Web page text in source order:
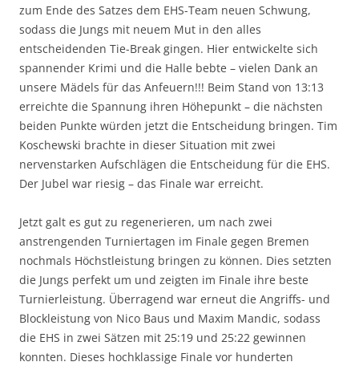
zum Ende des Satzes dem EHS-Team neuen Schwung,
sodass die Jungs mit neuem Mut in den alles
entscheidenden Tie-Break gingen. Hier entwickelte sich
spannender Krimi und die Halle bebte – vielen Dank an
unsere Mädels für das Anfeuern!!! Beim Stand von 13:13
erreichte die Spannung ihren Höhepunkt – die nächsten
beiden Punkte würden jetzt die Entscheidung bringen. Tim
Koschewski brachte in dieser Situation mit zwei
nervenstarken Aufschlägen die Entscheidung für die EHS.
Der Jubel war riesig – das Finale war erreicht.
Jetzt galt es gut zu regenerieren, um nach zwei
anstrengenden Turniertagen im Finale gegen Bremen
nochmals Höchstleistung bringen zu können. Dies setzten
die Jungs perfekt um und zeigten im Finale ihre beste
Turnierleistung. Überragend war erneut die Angriffs- und
Blockleistung von Nico Baus und Maxim Mandic, sodass
die EHS in zwei Sätzen mit 25:19 und 25:22 gewinnen
konnten. Dieses hochklassige Finale vor hunderten